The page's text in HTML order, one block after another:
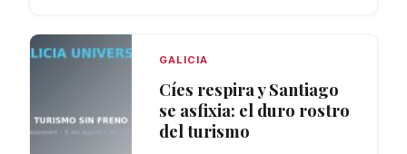
GALICIA
Cíes respira y Santiago
se asfixia: el duro rostro
del turismo